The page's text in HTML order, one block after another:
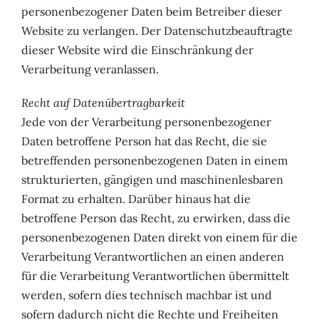
personenbezogener Daten beim Betreiber dieser
Website zu verlangen. Der Datenschutzbeauftragte
dieser Website wird die Einschränkung der
Verarbeitung veranlassen.
Recht auf Datenübertragbarkeit
Jede von der Verarbeitung personenbezogener
Daten betroffene Person hat das Recht, die sie
betreffenden personenbezogenen Daten in einem
strukturierten, gängigen und maschinenlesbaren
Format zu erhalten. Darüber hinaus hat die
betroffene Person das Recht, zu erwirken, dass die
personenbezogenen Daten direkt von einem für die
Verarbeitung Verantwortlichen an einen anderen
für die Verarbeitung Verantwortlichen übermittelt
werden, sofern dies technisch machbar ist und
sofern dadurch nicht die Rechte und Freiheiten